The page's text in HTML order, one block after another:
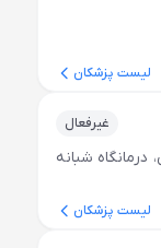
لیست پزشکان
غیرفعال
درمانگاه شبانه
لیست پزشکان